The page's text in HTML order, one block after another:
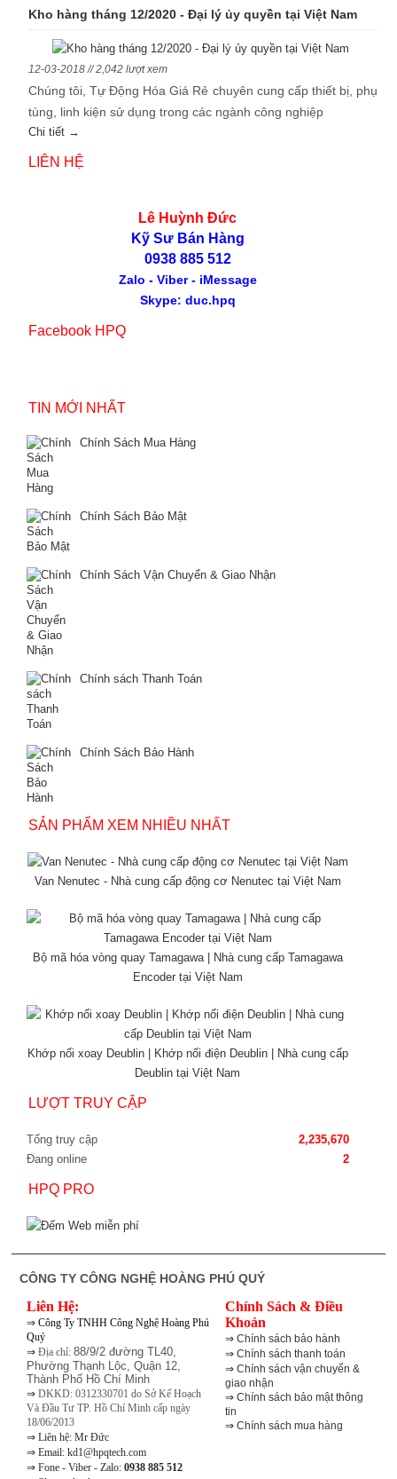
Kho hàng tháng 12/2020 - Đại lý ủy quyền tại Việt Nam
12-03-2018 // 2,042 lượt xem
Chúng tôi, Tự Động Hóa Giá Rẻ chuyên cung cấp thiết bị, phụ
tùng, linh kiện sử dụng trong các ngành công nghiệp
Chi tiết →
LIÊN HỆ
Lê Huỳnh Đức
Kỹ Sư Bán Hàng
0938 885 512
Zalo - Viber - iMessage
Skype: duc.hpq
Facebook HPQ
TIN MỚI NHẤT
Chính Sách Mua Hàng
Chính Sách Bảo Mật
Chính Sách Vận Chuyển & Giao Nhận
Chính sách Thanh Toán
Chính Sách Bảo Hành
SẢN PHẨM XEM NHIỀU NHẤT
Van Nenutec - Nhà cung cấp động cơ Nenutec tại Việt Nam
Bộ mã hóa vòng quay Tamagawa | Nhà cung cấp Tamagawa
Encoder tại Việt Nam
Khớp nối xoay Deublin | Khớp nối điện Deublin | Nhà cung cấp
Deublin tại Việt Nam
LƯỢT TRUY CẬP
Tổng truy cập
2,235,670
Đang online
2
HPQ PRO
CÔNG TY CÔNG NGHỆ HOÀNG PHÚ QUÝ
Liên Hệ:
⇒ Công Ty TNHH Công Nghệ Hoàng Phú
Quý
⇒ Địa chỉ:88/9/2 đường TL40,
Phường Thạnh Lộc, Quận 12,
Thành Phố Hồ Chí Minh
⇒ DKKD: 0312330701 do Sở Kế Hoạch
Và Đầu Tư TP. Hồ Chí Minh cấp ngày
18/06/2013
⇒ Liên hệ: Mr Đức
⇒ Email: kd1@hpqtech.com
⇒ Fone - Viber - Zalo:0938 885 512
Chính Sách & Điều
Khoản
⇒ Chính sách bảo hành
⇒ Chính sách thanh toán
⇒ Chính sách vận chuyển &
giao nhận
⇒ Chính sách bảo mật thông
tin
⇒ Chính sách mua hàng